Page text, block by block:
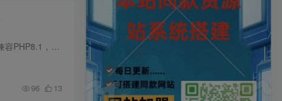
🔥 产品核心架构：ThinkPHP6.0 稳定框架本系统基于ThinkPHP6.0核心开发，运行环境适配 PHP7.2+ 兼容PHP8.1，采用PHP7强类型严格模式开发，遵循主流PSR规范，架构先进、兼容性拉满。框架原生支...
96 13